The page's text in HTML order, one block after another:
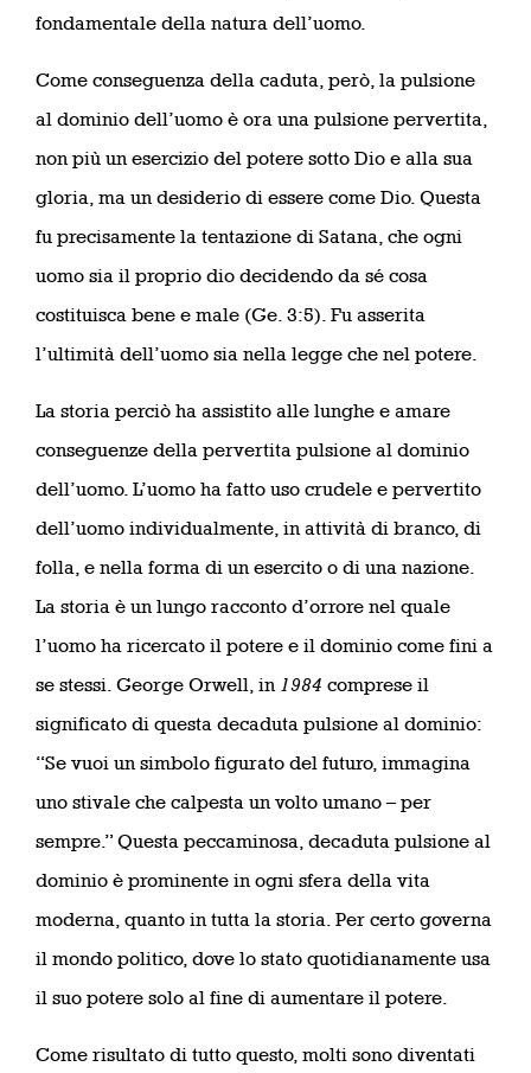
fondamentale della natura dell’uomo.
Come conseguenza della caduta, però, la pulsione
al dominio dell’uomo è ora una pulsione pervertita,
non più un esercizio del potere sotto Dio e alla sua
gloria, ma un desiderio di essere come Dio. Questa
fu precisamente la tentazione di Satana, che ogni
uomo sia il proprio dio decidendo da sé cosa
costituisca bene e male (Ge. 3:5). Fu asserita
l’ultimità dell’uomo sia nella legge che nel potere.
La storia perciò ha assistito alle lunghe e amare
conseguenze della pervertita pulsione al dominio
dell’uomo. L’uomo ha fatto uso crudele e pervertito
dell’uomo individualmente, in attività di branco, di
folla, e nella forma di un esercito o di una nazione.
La storia è un lungo racconto d’orrore nel quale
l’uomo ha ricercato il potere e il dominio come fini a
se stessi. George Orwell, in 1984 comprese il
significato di questa decaduta pulsione al dominio:
“Se vuoi un simbolo figurato del futuro, immagina
uno stivale che calpesta un volto umano – per
sempre.” Questa peccaminosa, decaduta pulsione al
dominio è prominente in ogni sfera della vita
moderna, quanto in tutta la storia. Per certo governa
il mondo politico, dove lo stato quotidianamente usa
il suo potere solo al fine di aumentare il potere.
Come risultato di tutto questo, molti sono diventati